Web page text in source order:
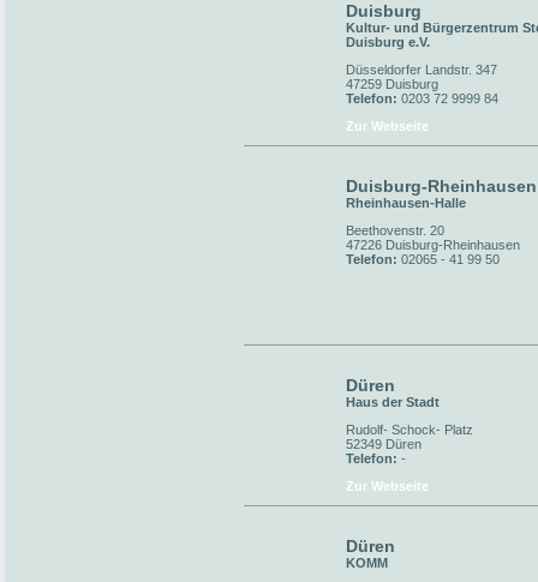
Duisburg
Kultur- und Bürgerzentrum
Duisburg e.V.
Düsseldorfer Landstr. 347
47259 Duisburg
Telefon: 0203 72 9999 84
Zur Webseite
Duisburg-Rheinhausen
Rheinhausen-Halle
Beethovenstr. 20
47226 Duisburg-Rheinhausen
Telefon: 02065 - 41 99 50
Düren
Haus der Stadt
Rudolf- Schock- Platz
52349 Düren
Telefon: -
Zur Webseite
Düren
KOMM